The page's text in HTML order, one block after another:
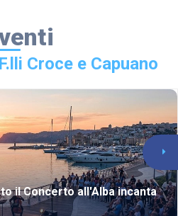
F.lli Croce e Capuano
il Concerto all'Alba incanta